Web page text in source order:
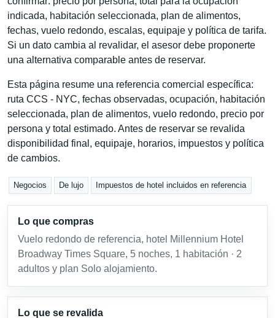
indicada, habitación seleccionada, plan de alimentos,
fechas, vuelo redondo, escalas, equipaje y política de tarifa.
Si un dato cambia al revalidar, el asesor debe proponerte
una alternativa comparable antes de reservar.
Esta página resume una referencia comercial específica:
ruta CCS - NYC, fechas observadas, ocupación, habitación
seleccionada, plan de alimentos, vuelo redondo, precio por
persona y total estimado. Antes de reservar se revalida
disponibilidad final, equipaje, horarios, impuestos y política
de cambios.
Negocios De lujo Impuestos de hotel incluidos en referencia
Lo que compras
Vuelo redondo de referencia, hotel Millennium Hotel
Broadway Times Square, 5 noches, 1 habitación · 2
adultos y plan Solo alojamiento.
Lo que se revalida